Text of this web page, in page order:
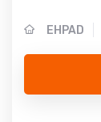
EHPAD